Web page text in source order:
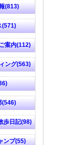
(813)
(571)
案内(112)
ング(563)
(546)
歩日記(98)
ンプ(55)